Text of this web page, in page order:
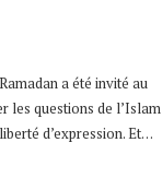
a été invité au
les questions de l’Islam
d’expression. Et…